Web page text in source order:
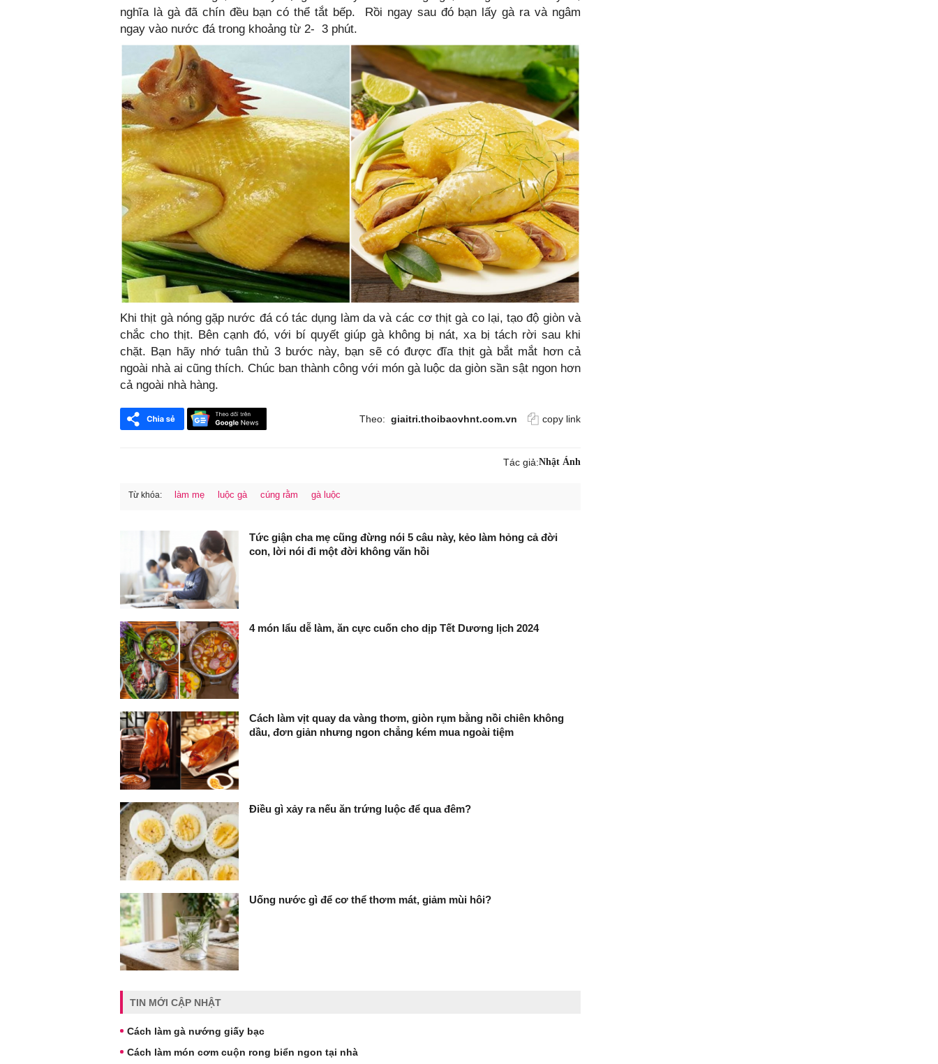
nghĩa là gà đã chín đều bạn có thể tắt bếp. Rồi ngay sau đó bạn lấy gà ra và ngâm
ngay vào nước đá trong khoảng từ 2- 3 phút.
Khi thịt gà nóng gặp nước đá có tác dụng làm da và các cơ thịt gà co lại, tạo độ giòn và
chắc cho thịt. Bên cạnh đó, với bí quyết giúp gà không bị nát, xa bị tách rời sau khi
chặt. Bạn hãy nhớ tuân thủ 3 bước này, bạn sẽ có được đĩa thịt gà bắt mắt hơn cả
ngoài nhà ai cũng thích. Chúc ban thành công với món gà luộc da giòn sần sật ngon hơn
cả ngoài nhà hàng.
Theo: giaitri.thoibaovhnt.com.vn copy link
Tác giả:Nhật Ánh
Từ khóa: làm mẹ luộc gà cúng rằm gà luộc
Tức giận cha mẹ cũng đừng nói 5 câu này, kẻo làm hỏng cả đời
con, lời nói đi một đời không vãn hồi
4 món lẩu dễ làm, ăn cực cuốn cho dịp Tết Dương lịch 2024
Cách làm vịt quay da vàng thơm, giòn rụm bằng nồi chiên không
dầu, đơn giản nhưng ngon chẳng kém mua ngoài tiệm
Điều gì xảy ra nếu ăn trứng luộc để qua đêm?
Uống nước gì để cơ thể thơm mát, giảm mùi hôi?
TIN MỚI CẬP NHẬT
Cách làm gà nướng giấy bạc
Cách làm món cơm cuộn rong biển ngon tại nhà